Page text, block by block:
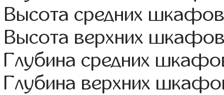
Высота средних
Высота верхних
Глубина средних
Глубина верхних